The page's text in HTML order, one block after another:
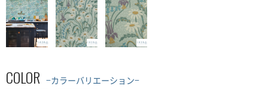
COLOR −カラーバリエーション−